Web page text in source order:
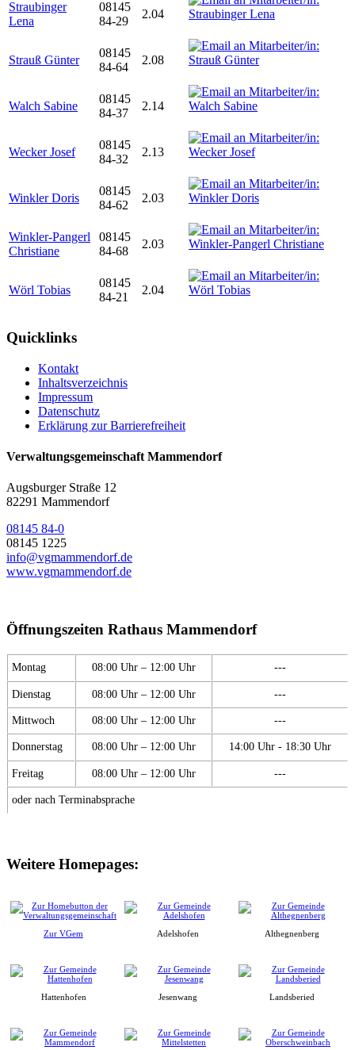
Straubinger
Lena
08145
84-29
2.04
Strauß Günter
08145
84-64
2.08
Walch Sabine
08145
84-37
2.14
Wecker Josef
08145
84-32
2.13
Winkler Doris
08145
84-62
2.03
Winkler-Pangerl
Christiane
08145
84-68
2.03
Wörl Tobias
08145
84-21
2.04
Quicklinks
Kontakt
Inhaltsverzeichnis
Impressum
Datenschutz
Erklärung zur Barrierefreiheit
Verwaltungsgemeinschaft Mammendorf
Augsburger Straße 12
82291 Mammendorf
08145 84-0
08145 1225
info@vgmammendorf.de
www.vgmammendorf.de
Öffnungszeiten Rathaus Mammendorf
Montag 08:00 Uhr – 12:00 Uhr ---
Dienstag 08:00 Uhr – 12:00 Uhr ---
Mittwoch 08:00 Uhr – 12:00 Uhr ---
Donnerstag 08:00 Uhr – 12:00 Uhr 14:00 Uhr - 18:30 Uhr
Freitag 08:00 Uhr – 12:00 Uhr ---
oder nach Terminabsprache
Weitere Homepages:
Zur VGem Adelshofen Althegnenberg
Hattenhofen Jesenwang Landsberied